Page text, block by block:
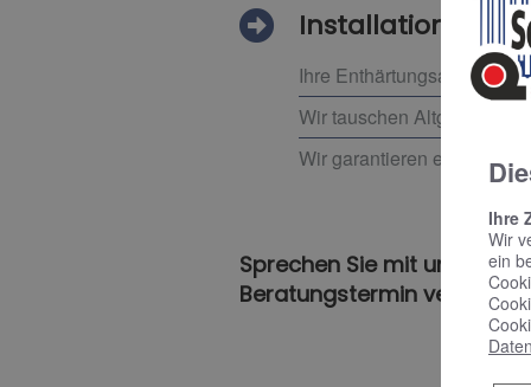
Installation vom
Ihre Enthärtungsanlage
Wir tauschen Altgeräte aus
Wir garantieren eine
Sprechen Sie mit unseren
Beratungstermin
Ihre
Wir
ein